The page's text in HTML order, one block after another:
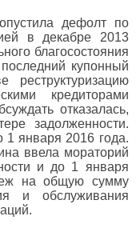
дефолт по
в декабре 2013
благосостояния
купонный
реструктуризацию
кредиторами
отказалась,
задолженности.
января 2016 года.
ввела мораторий
и до 1 января
на общую сумму
и обслуживания